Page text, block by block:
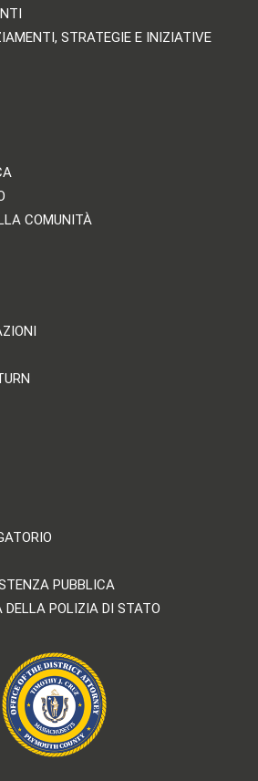
STRATEGIE E INIZIATIVE
COMUNITÀ
PUBBLICA
POLIZIA DI STATO